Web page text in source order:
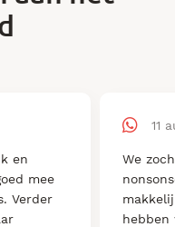
en
mee
Verder
11
We
hebben